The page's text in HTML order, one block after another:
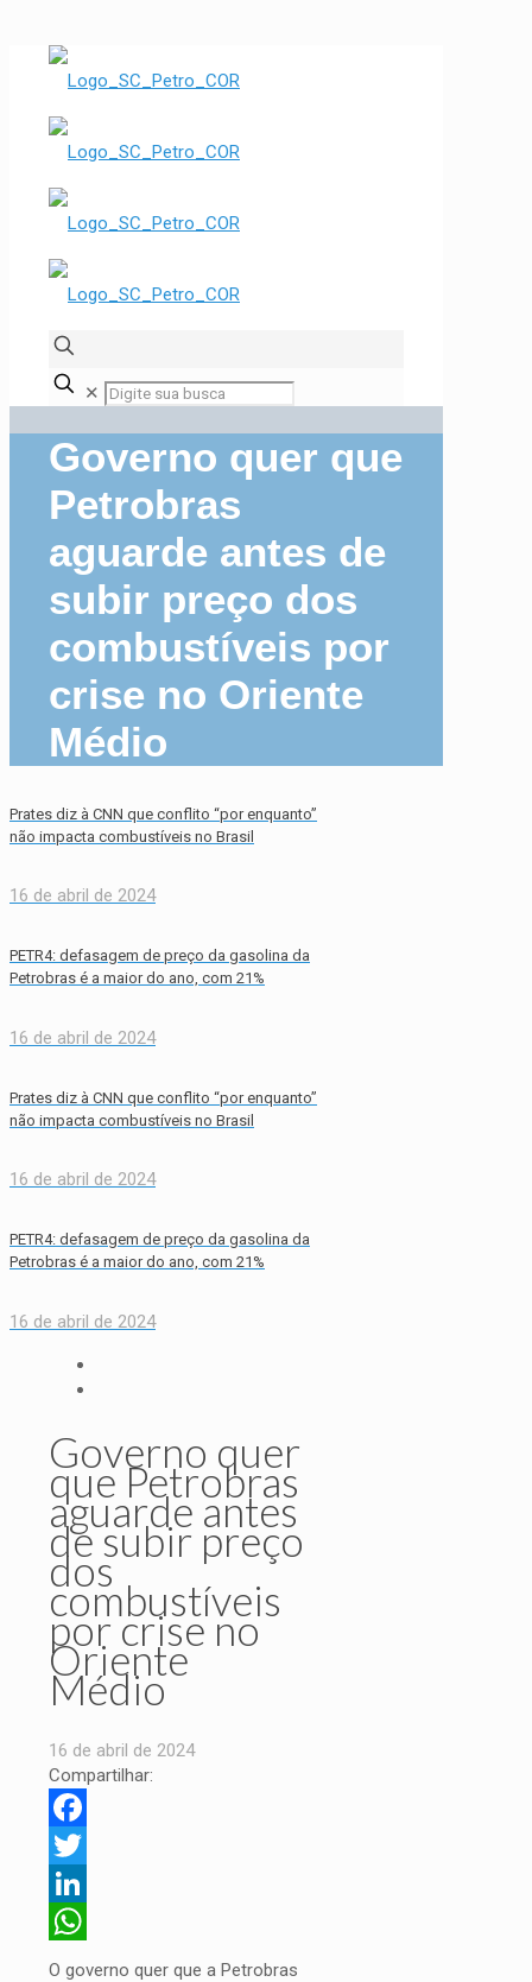
✕
Governo quer que
Petrobras
aguarde antes de
subir preço dos
combustíveis por
crise no Oriente
Médio
Prates diz à CNN que conflito “por enquanto”
não impacta combustíveis no Brasil
16 de abril de 2024
PETR4: defasagem de preço da gasolina da
Petrobras é a maior do ano, com 21%
16 de abril de 2024
Prates diz à CNN que conflito “por enquanto”
não impacta combustíveis no Brasil
16 de abril de 2024
PETR4: defasagem de preço da gasolina da
Petrobras é a maior do ano, com 21%
16 de abril de 2024
Governo quer
que Petrobras
aguarde antes
de subir preço
dos
combustíveis
por crise no
Oriente
Médio
16 de abril de 2024
Compartilhar:
Facebook
Twitter
LinkedIn
WhatsApp
O governo quer que a Petrobras